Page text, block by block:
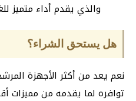
والذي يقدم أداء متميز
هل يستحق الشراء؟
نعم يعد من أكثر الأجهزة
توافره لما يقدمه من مميزات